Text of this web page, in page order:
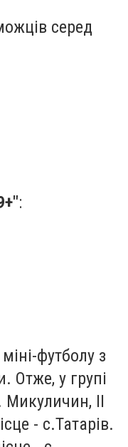
серед
:
футболу з
Отже, у групі
Микуличин, ІІ
- с.Татарів.